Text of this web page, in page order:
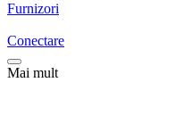
Furnizori
Conectare
Mai mult